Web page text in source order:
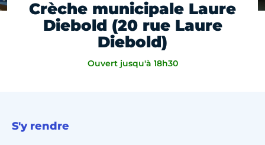
Crèche municipale Laure
Diebold (20 rue Laure
Diebold)
Ouvert jusqu'à 18h30
S'y rendre